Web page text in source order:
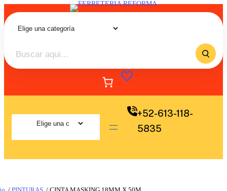
+52-613-118-
5835
/ PINTURAS / CINTA MASKING 18MM X 50M